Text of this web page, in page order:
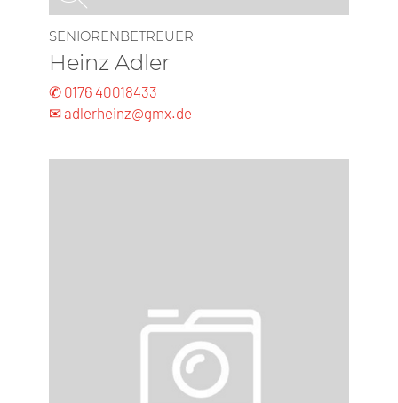
SENIORENBETREUER
Heinz Adler
✆ 0176 40018433
✉ adlerheinz@gmx.de